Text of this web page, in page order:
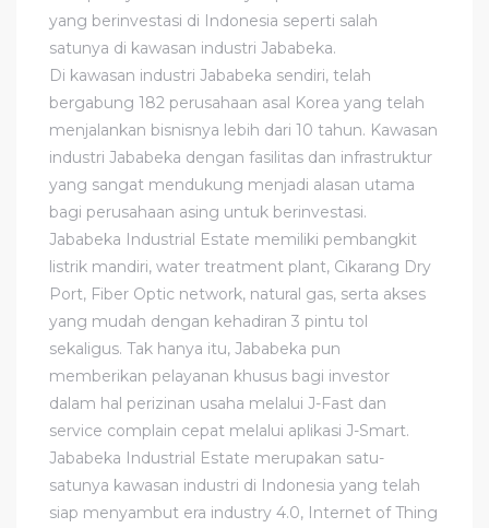
yang berinvestasi di Indonesia seperti salah
satunya di kawasan industri Jababeka.
Di kawasan industri Jababeka sendiri, telah
bergabung 182 perusahaan asal Korea yang telah
menjalankan bisnisnya lebih dari 10 tahun. Kawasan
industri Jababeka dengan fasilitas dan infrastruktur
yang sangat mendukung menjadi alasan utama
bagi perusahaan asing untuk berinvestasi.
Jababeka Industrial Estate memiliki pembangkit
listrik mandiri, water treatment plant, Cikarang Dry
Port, Fiber Optic network, natural gas, serta akses
yang mudah dengan kehadiran 3 pintu tol
sekaligus. Tak hanya itu, Jababeka pun
memberikan pelayanan khusus bagi investor
dalam hal perizinan usaha melalui J-Fast dan
service complain cepat melalui aplikasi J-Smart.
Jababeka Industrial Estate merupakan satu-
satunya kawasan industri di Indonesia yang telah
siap menyambut era industry 4.0, Internet of Thing